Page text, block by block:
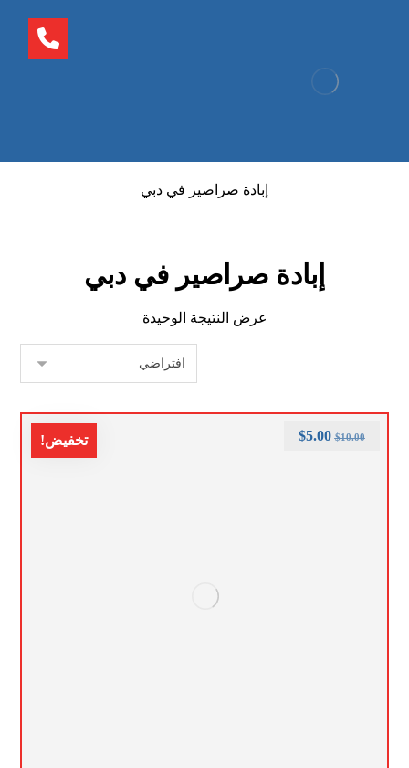
إبادة صراصير في دبي
إبادة صراصير في دبي
عرض النتيجة الوحيدة
تخفيض! $10.00
$5.00